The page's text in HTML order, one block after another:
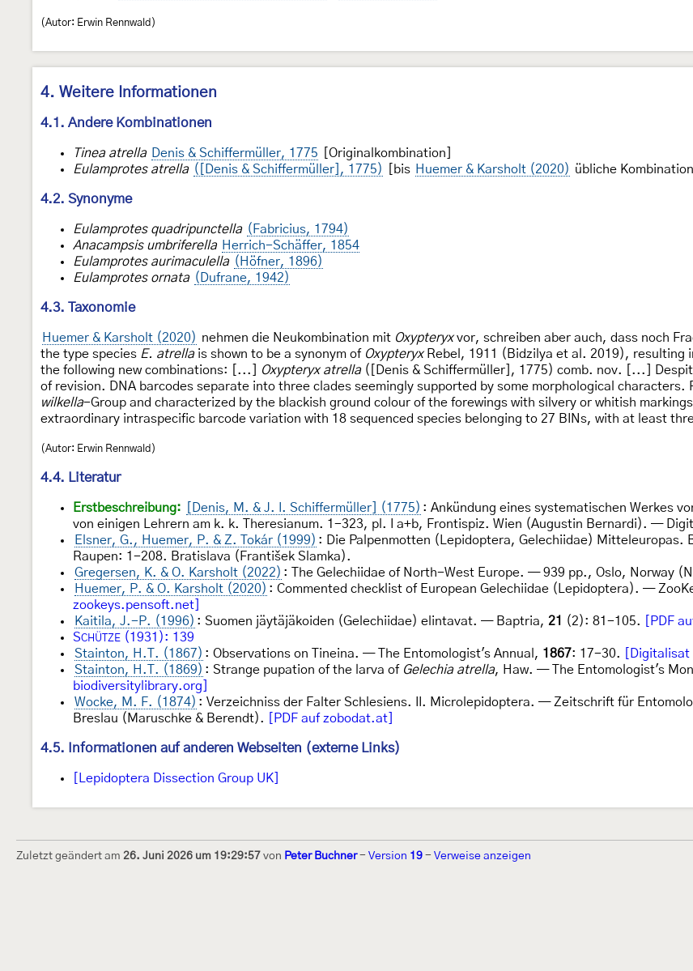
(Autor: Erwin Rennwald)
4. Weitere Informationen
4.1. Andere Kombinationen
Tinea atrella Denis & Schiffermüller, 1775
[Originalkombination]
Eulamprotes atrella ([Denis & Schiffermüller], 1775) [bis Huemer & Karsholt (2020) übliche Kombination]
4.2. Synonyme
Eulamprotes quadripunctella (Fabricius, 1794)
Anacampsis umbriferella Herrich-Schäffer, 1854
Eulamprotes aurimaculella (Höfner, 1896)
Eulamprotes ornata (Dufrane, 1942)
4.3. Taxonomie
Huemer & Karsholt (2020) nehmen die Neukombination mit Oxypteryxvor, schreiben aber auch, dass noch
the type species E. atrellais shown to be a synonym of OxypteryxRebel, 1911 (Bidzilya et al. 2019), resulting
the following new combinations: [...]
Oxypteryx atrella([Denis & Schiffermüller], 1775) comb. nov. [...]
of revision. DNA barcodes separate into three clades seemingly supported by some morphological
wilkella-Group and characterized by the blackish ground colour of the forewings with silvery or whitish
extraordinary intraspecific barcode variation with 18 sequenced species belonging to 27 BINs, with at least
(Autor: Erwin Rennwald)
4.4. Literatur
Erstbeschreibung: [Denis, M. & J. I. Schiffermüller] (1775) : Ankündung eines systematischen Werkes
von einigen Lehrern am k. k. Theresianum. 1-323, pl. I a+b, Frontispiz. Wien (Augustin Bernardi). —
Elsner, G., Huemer, P. & Z. Tokár (1999) : Die Palpenmotten (Lepidoptera, Gelechiidae) Mitteleuropas.
Raupen: 1-208. Bratislava (František Slamka).
Gregersen, K. & O. Karsholt (2022) : The Gelechiidae of North-West Europe. — 939 pp., Oslo, Norway
Huemer, P. & O. Karsholt (2020) : Commented checklist of European Gelechiidae (Lepidoptera). —
zookeys.pensoft.net]
Kaitila, J.-P. (1996) : Suomen jäytäjäkoiden (Gelechiidae) elintavat. — Baptria, 21 (2): 81-105.
[PDF
SCHÜTZE (1931): 139
Stainton, H.T. (1867) : Observations on Tineina. — The Entomologist's Annual, 1867: 17-30.
Stainton, H.T. (1869) : Strange pupation of the larva of Gelechia atrella, Haw. — The Entomologist's
biodiversitylibrary.org]
Wocke, M. F. (1874) : Verzeichniss der Falter Schlesiens. II. Microlepidoptera. — Zeitschrift für
Breslau (Maruschke & Berendt).
[PDF auf zobodat.at]
4.5. Informationen auf anderen Webseiten (externe Links)
[Lepidoptera Dissection Group UK]
Zuletzt geändert am 26. Juni 2026 um 19:29:57 von Peter Buchner- Version 19 - Verweise anzeigen